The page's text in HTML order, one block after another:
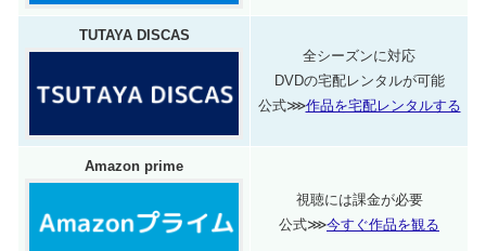
TUTAYA DISCAS
全シーズンに対応
DVDの宅配レンタルが可能
公式⋙作品を宅配レンタルする
Amazon prime
視聴には課金が必要
公式⋙今すぐ作品を観る